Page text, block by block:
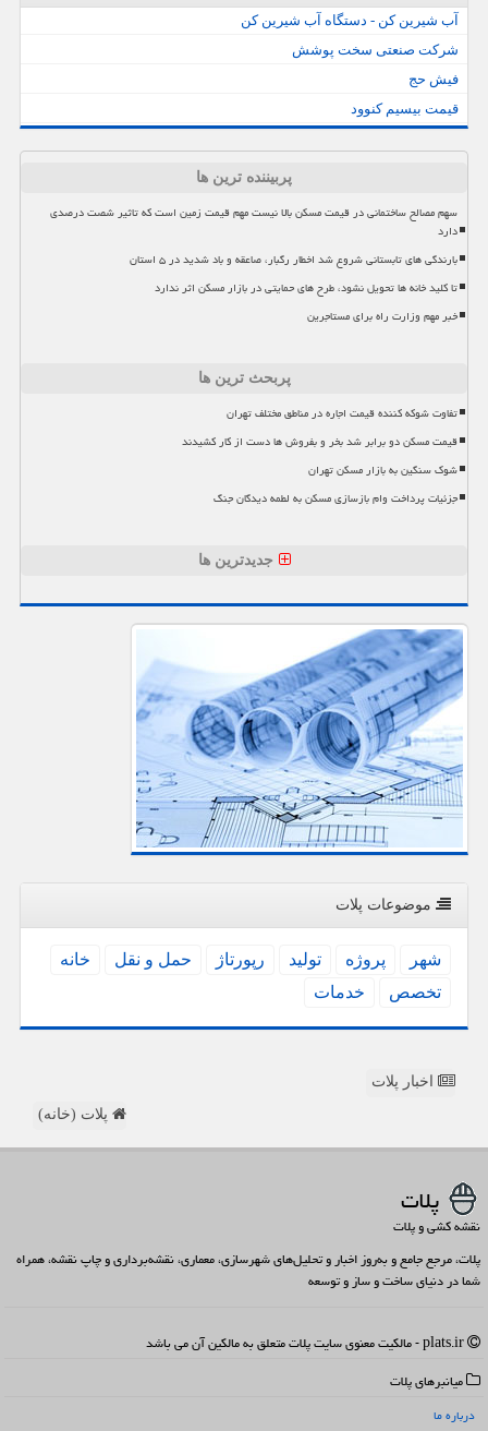
آب شیرین کن - دستگاه آب شیرین کن
شرکت صنعتی سخت پوشش
فیش حج
قیمت بیسیم کنوود
پربیننده ترین ها
سهم مصالح ساختمانی در قیمت مسکن بالا نیست مهم قیمت زمین است که تاثیر شصت درصدی
دارد
بارندگی های تابستانی شروع شد اخطار رگبار، صاعقه و باد شدید در ۵ استان
تا کلید خانه ها تحویل نشود، طرح های حمایتی در بازار مسکن اثر ندارد
خبر مهم وزارت راه برای مستاجرین
پربحث ترین ها
تفاوت شوکه کننده قیمت اجاره در مناطق مختلف تهران
قیمت مسکن دو برابر شد بخر و بفروش ها دست از کار کشیدند
شوک سنگین به بازار مسکن تهران
جزئیات پرداخت وام بازسازی مسکن به لطمه دیدگان جنگ
جدیدترین ها
موضوعات پلات
شهر پروژه تولید رپورتاژ حمل و نقل
خانه
تخصص
خدمات
اخبار پلات
پلات (خانه)
پلات
نقشه کشی و پلات
پلات، مرجع جامع و به‌روز اخبار و تحلیل‌های شهرسازی، معماری، نقشه‌برداری و چاپ نقشه، همراه
شما در دنیای ساخت و ساز و توسعه
میانبرهای پلات
درباره ما